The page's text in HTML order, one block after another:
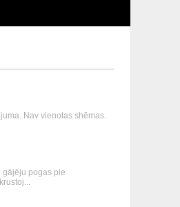
Nav vienotas shēmas.
gājēju pogas pie